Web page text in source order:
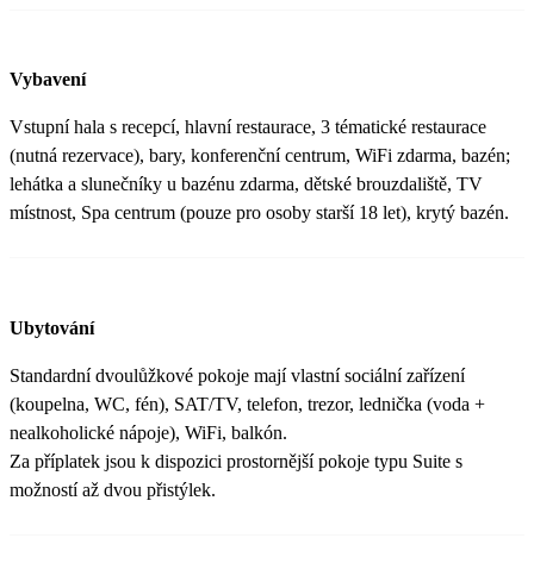
Vybavení
Vstupní hala s recepcí, hlavní restaurace, 3 tématické restaurace
(nutná rezervace), bary, konferenční centrum, WiFi zdarma, bazén;
lehátka a slunečníky u bazénu zdarma, dětské brouzdaliště, TV
místnost, Spa centrum (pouze pro osoby starší 18 let), krytý bazén.
Ubytování
Standardní dvoulůžkové pokoje mají vlastní sociální zařízení
(koupelna, WC, fén), SAT/TV, telefon, trezor, lednička (voda +
nealkoholické nápoje), WiFi, balkón.
Za příplatek jsou k dispozici prostornější pokoje typu Suite s
možností až dvou přistýlek.